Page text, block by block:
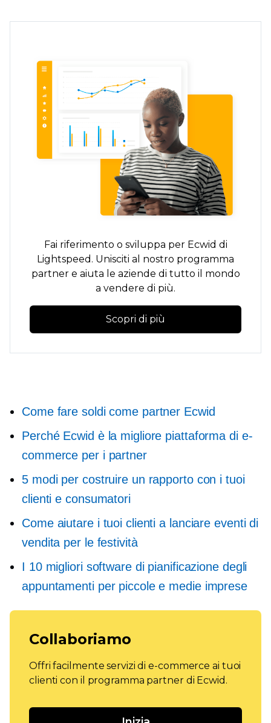
Fai riferimento o sviluppa per Ecwid di
Lightspeed. Unisciti al nostro programma
partner e aiuta le aziende di tutto il mondo
a vendere di più.
Scopri di più
Come fare soldi come partner Ecwid
Perché Ecwid è la migliore piattaforma di e-
commerce per i partner
5 modi per costruire un rapporto con i tuoi
clienti e consumatori
Come aiutare i tuoi clienti a lanciare eventi di
vendita per le festività
I 10 migliori software di pianificazione degli
appuntamenti per piccole e medie imprese
Collaboriamo
Offri facilmente servizi di e-commerce ai tuoi
clienti con il programma partner di Ecwid.